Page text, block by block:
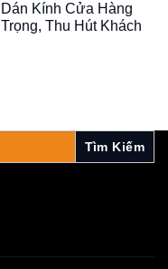
Kính Cửa Hàng
Thu Hút Khách